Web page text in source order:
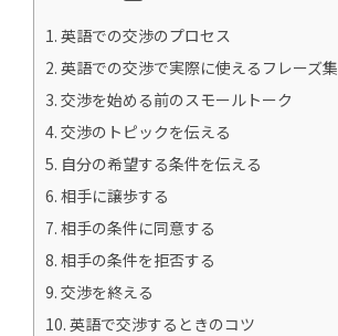
1. 英語での交渉のプロセス
2. 英語での交渉で実際に使えるフレーズ集
3. 交渉を始める前のスモールトーク
4. 交渉のトピックを伝える
5. 自分の希望する条件を伝える
6. 相手に譲歩する
7. 相手の条件に同意する
8. 相手の条件を拒否する
9. 交渉を終える
10. 英語で交渉するときのコツ